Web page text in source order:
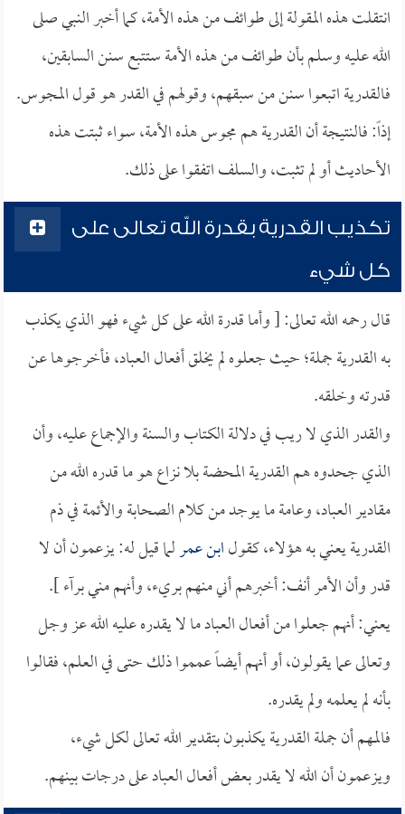
انتقلت هذه المقولة إلى طوائف من هذه الأمة، كما أخبر النبي صلى
الله عليه وسلم بأن طوائف من هذه الأمة ستتبع سنن السابقين،
فالقدرية اتبعوا سنن من سبقهم، وقولهم في القدر هو قول المجوس.
إذاً: فالنتيجة أن القدرية هم مجوس هذه الأمة، سواء ثبتت هذه
الأحاديث أو لم تثبت، والسلف اتفقوا على ذلك.
تكذيب القدرية بقدرة الله تعالى على
كل شيء
قال رحمه الله تعالى: [ وأما قدرة الله على كل شيء فهو الذي يكذب
به القدرية جملة؛ حيث جعلوه لم يخلق أفعال العباد، فأخرجوها عن
قدرته وخلقه.
والقدر الذي لا ريب في دلالة الكتاب والسنة والإجماع عليه، وأن
الذي جحدوه هم القدرية المحضة بلا نزاع هو ما قدره الله من
مقادير العباد، وعامة ما يوجد من كلام الصحابة والأئمة في ذم
القدرية يعني به هؤلاء، كقولابن عمرلما قيل له: يزعمون أن لا
قدر وأن الأمر أنف: أخبرهم أني منهم بريء، وأنهم مني برآء ].
يعني: أنهم جعلوا من أفعال العباد ما لا يقدره عليه الله عز وجل
وتعالى عما يقولون، أو أنهم أيضاً عمموا ذلك حتى في العلم، فقالوا
بأنه لم يعلمه ولم يقدره.
فالمهم أن جملة القدرية يكذبون بتقدير الله تعالى لكل شيء،
ويزعمون أن الله لا يقدر بعض أفعال العباد على درجات بينهم.